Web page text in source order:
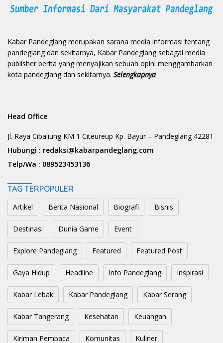
Kabar Pandeglang merupakan sarana media informasi tentang
pandeglang dan sekitarnya, Kabar Pandeglang sebagai media
publisher berita yang menyajikan sebuah opini menggambarkan
kota pandeglang dan sekitarnya. Selengkapnya
Head Office
Jl. Raya Cibaliung KM 1 Citeureup Kp. Bayur – Pandeglang 42281
Hubungi : redaksi@kabarpandeglang.com
Telp/Wa : 089523453136
TAG TERPOPULER
Artikel Berita Nasional Biografi Bisnis
Destinasi Dunia Game Event
Explore Pandeglang Featured Featured Post
Gaya Hidup Headline Info Pandeglang Inspirasi
Kabar Lebak Kabar Pandeglang Kabar Serang
Kabar Tangerang Kesehatan Keuangan
Kiriman Pembaca Komunitas Kuliner